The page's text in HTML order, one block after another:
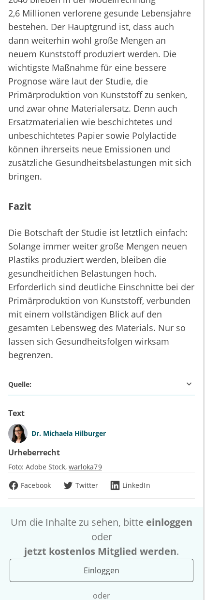
2,6 Millionen verlorene gesunde Lebensjahre
bestehen. Der Hauptgrund ist, dass auch
dann weiterhin wohl große Mengen an
neuem Kunststoff produziert werden. Die
wichtigste Maßnahme für eine bessere
Prognose wäre laut der Studie, die
Primärproduktion von Kunststoff zu senken,
und zwar ohne Materialersatz. Denn auch
Ersatzmaterialien wie beschichtetes und
unbeschichtetes Papier sowie Polylactide
können ihrerseits neue Emissionen und
zusätzliche Gesundheitsbelastungen mit sich
bringen.
Fazit
Die Botschaft der Studie ist letztlich einfach:
Solange immer weiter große Mengen neuen
Plastiks produziert werden, bleiben die
gesundheitlichen Belastungen hoch.
Erforderlich sind deutliche Einschnitte bei der
Primärproduktion von Kunststoff, verbunden
mit einem vollständigen Blick auf den
gesamten Lebensweg des Materials. Nur so
lassen sich Gesundheitsfolgen wirksam
begrenzen.
Quelle:
Text
Dr. Michaela Hilburger
Urheberrecht
Foto: Adobe Stock warloka79
Facebook
Twitter LinkedIn
Um die Inhalte zu sehen, bitte einloggen
oder
jetzt kostenlos Mitglied werden.
Einloggen
oder